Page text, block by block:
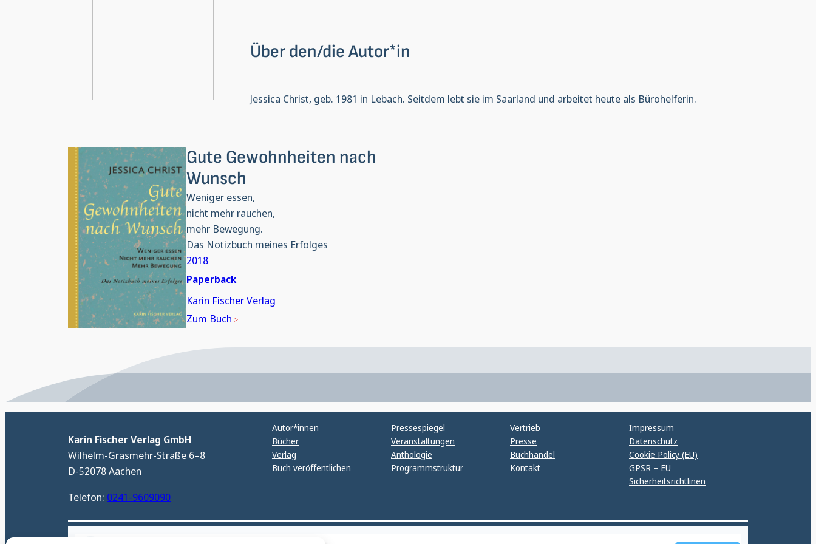
Über den/die Autor*in
Jessica Christ, geb. 1981 in Lebach. Seitdem lebt sie im Saarland und arbeitet heute als Bürohelferin.
Gute Gewohnheiten nach
Wunsch
Weniger essen,
nicht mehr rauchen,
mehr Bewegung.
Das Notizbuch meines Erfolges
2018
Paperback
Karin Fischer Verlag
Zum Buch
Karin Fischer Verlag GmbH
Wilhelm-Grasmehr-Straße 6–8
D-52078 Aachen
Telefon: 0241-9609090
Autor*innen
Bücher
Verlag
Buch veröffentlichen
Pressespiegel
Veranstaltungen
Anthologie
Programmstruktur
Vertrieb
Presse
Buchhandel
Kontakt
Impressum
Datenschutz
Cookie Policy (EU)
GPSR – EU
Sicherheitsrichtlinen